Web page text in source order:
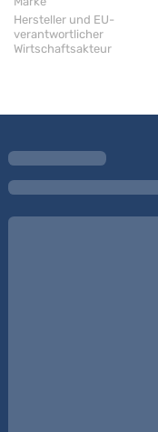
Hersteller und EU-
verantwortlicher
Wirtschaftsakteur